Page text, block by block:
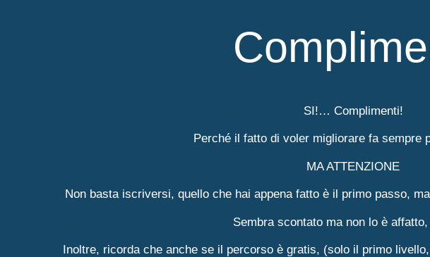
SI!… Complimenti!
Perché il fatto di voler migliorare fa sempre
MA ATTENZIONE
Non basta iscriversi, quello che hai appena fatto è il primo passo,
Sembra scontato ma non lo è
Inoltre, ricorda che anche se il percorso è gratis, (solo il primo